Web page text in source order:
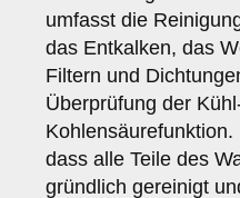
umfasst die
das Entkalken, das
Filtern und
Überprüfung der
Kohlensäurefunktion.
dass alle Teile des
gründlich gereinigt